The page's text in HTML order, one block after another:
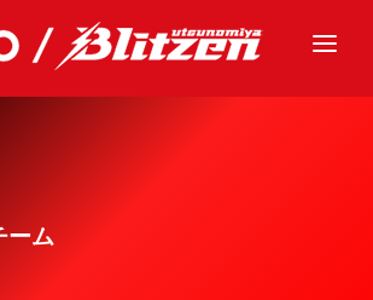
ーム